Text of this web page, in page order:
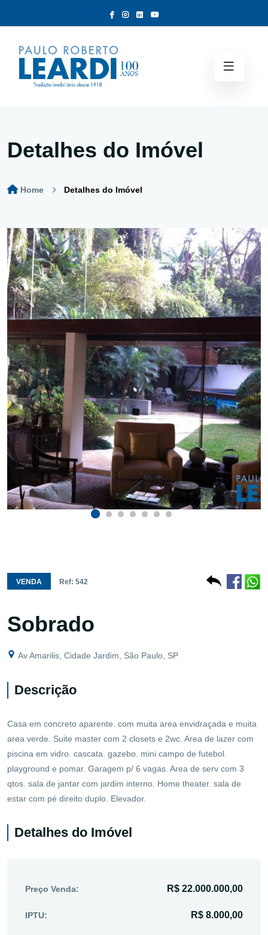
Detalhes do Imóvel
Home Detalhes do Imóvel
VENDA Ref: 542
Sobrado
Av Amarilis, Cidade Jardim, São Paulo, SP
Descrição
Casa em concreto aparente. com muita area envidraçada e muita
area verde. Suite master com 2 closets e 2wc. Area de lazer com
piscina em vidro. cascata. gazebo. mini campo de futebol.
playground e pomar. Garagem p/ 6 vagas. Area de serv com 3
qtos. sala de jantar com jardim interno. Home theater. sala de
estar com pé direito duplo. Elevador.
Detalhes do Imóvel
Preço Venda: R$ 22.000.000,00
IPTU: R$ 8.000,00